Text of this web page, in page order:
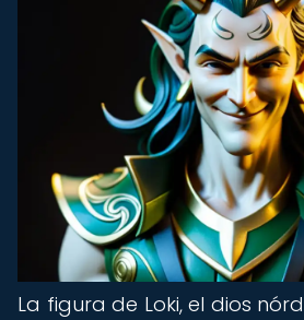
La figura de Loki, el dios